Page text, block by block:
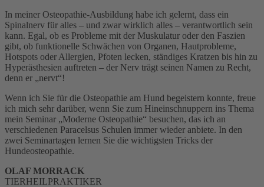
In meiner Osteopathie-Ausbildung habe ich gelernt, dass ein
Spinalnerv für alles – und zwar wirklich alles – verantwortlich sein
kann. Egal, ob es Probleme mit der Muskulatur oder den Faszien
gibt, ob funktionelle Schwächen von Organen, Hautprobleme,
Hotspots oder Allergien, Pfoten lecken, ständiges Kratzen bis hin zu
Hyperästhesien auftreten – der Nerv trägt seinen Namen zu Recht,
denn er „nervt“!
Wenn ich Sie für die Osteopathie am Hund begeistern konnte, freue
ich mich sehr darüber, wenn Sie zum Hineinschnuppern ins Thema
mein Seminar „Moderne Osteopathie“ besuchen, das ich an
verschiedenen Paracelsus Schulen immer wieder anbiete. In den
zwei Seminartagen lernen Sie die wichtigsten Tricks der
Hundeosteopathie.
OLAF MORRACK
TIERHEILPRAKTIKER